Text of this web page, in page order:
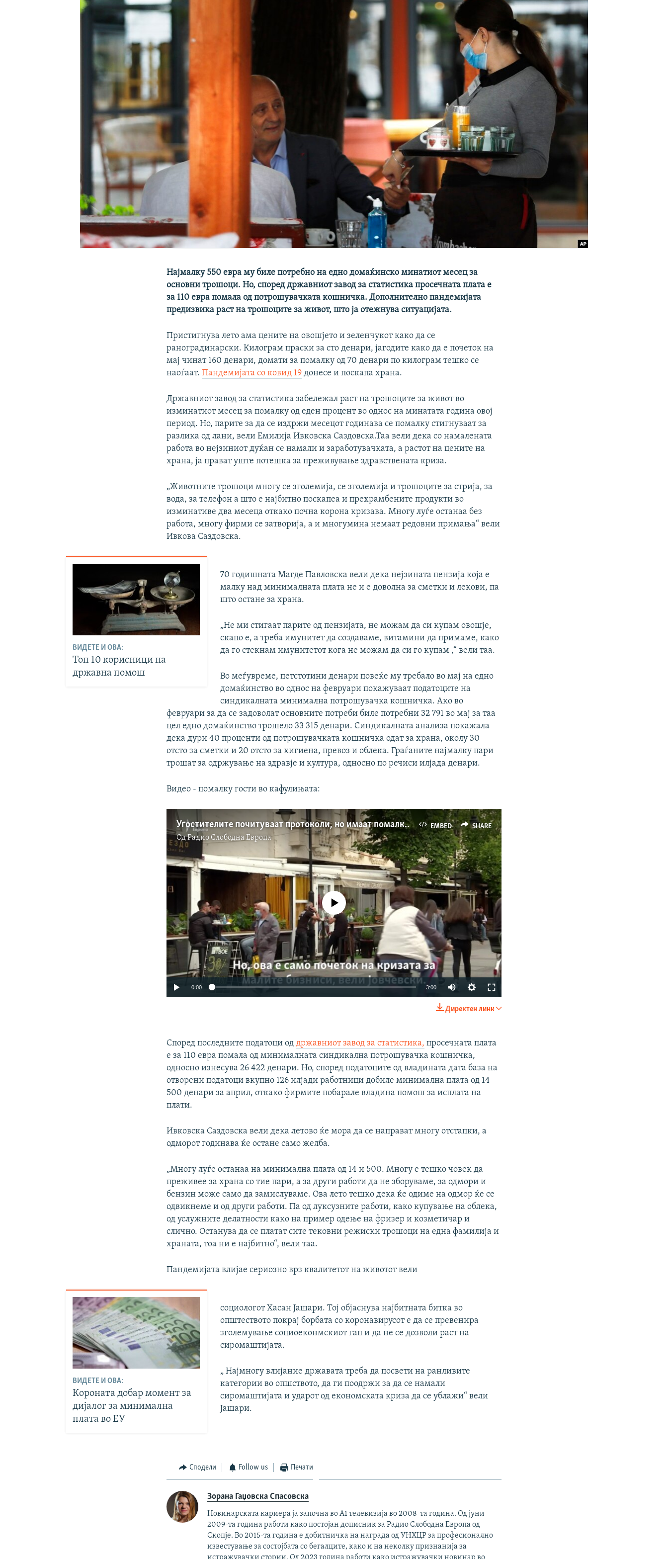
Најмалку 550 евра му биле потребно на едно домаќинско минатиот месец за
основни трошоци. Но, според државниот завод за статистика просечната плата е
за 110 евра помала од потрошувачката кошничка. Дополнително пандемијата
предизвика раст на трошоците за живот, што ја отежнува ситуацијата.
Пристигнува лето ама цените на овошјето и зеленчукот како да се
раноградинарски. Килограм праски за сто денари, јагодите како да е почеток на
мај чинат 160 денари, домати за помалку од 70 денари по килограм тешко се
наоѓаат.Пандемијата со ковид 19 донесе и поскапа храна.
Државниот завод за статистика забележал раст на трошоците за живот во
изминатиот месец за помалку од еден процент во однос на минатата година овој
период. Но, парите за да се издржи месецот годинава се помалку стигнуваат за
разлика од лани, вели Емилија Ивковска Саздовска.Таа вели дека со намалената
работа во нејзиниот дуќан се намали и заработувачката, а растот на цените на
храна, ја прават уште потешка за преживување здравствената криза.
„Животните трошоци многу се зголемија, се зголемија и трошоците за стрија, за
вода, за телефон а што е најбитно поскапеа и прехрамбените продукти во
изминативе два месеца откако почна корона кризава. Многу луѓе останаа без
работа, многу фирми се затворија, а и многумина немаат редовни примања“ вели
Ивкова Саздовска.
ВИДЕТЕ И ОВА:
Топ 10 корисници на
државна помош
70 годишната Магде Павловска вели дека нејзината пензија која е
малку над минималната плата не и е доволна за сметки и лекови, па
што остане за храна.
„Не ми стигаат парите од пензијата, не можам да си купам овошје,
скапо е, а треба имунитет да создаваме, витамини да примаме, како
да го стекнам имунитетот кога не можам да си го купам ,“ вели таа.
Во меѓувреме, петстотини денари повеќе му требало во мај на едно
домаќинство во однос на февруари покажуваат податоците на
синдикалната минимална потрошувачка кошничка. Ако во
февруари за да се задоволат основните потреби биле потребни 32 791 во мај за таа
цел едно домаќинство трошело 33 315 денари. Синдикалната анализа покажала
дека дури 40 проценти од потрошувачката кошничка одат за храна, околу 30
отсто за сметки и 20 отсто за хигиена, превоз и облека. Граѓаните најмалку пари
трошат за одржување на здравје и култура, односно по речиси илјада денари.
Видео - помалку гости во кафулињата:
EMBED SHARE
Угостителите почитуваат протоколи, но имаат помалку гости
ОдРадио Слободна Eвропа
SHARE
Auto 270p 360p 480p
1080p
No media source currently available
0:00 3:00
1080p
Директен линк
Според последните податоци оддржавниот завод за статистика, просечната плата
е за 110 евра помала од минималната синдикална потрошувачка кошничка,
односно изнесува 26 422 денари. Но, според податоците од владината дата база на
отворени податоци вкупно 126 илјади работници добиле минимална плата од 14
500 денари за април, откако фирмите побарале владина помош за исплата на
плати.
Ивковска Саздовска вели дека летово ќе мора да се направат многу отстапки, а
одморот годинава ќе остане само желба.
„Многу луѓе останаа на минимална плата од 14 и 500. Многу е тешко човек да
преживее за храна со тие пари, а за други работи да не зборуваме, за одмори и
бензин може само да замислуваме. Ова лето тешко дека ќе одиме на одмор ќе се
одвикнеме и од други работи. Па од луксузните работи, како купување на облека,
од услужните делатности како на пример одење на фризер и козметичар и
слично. Останува да се платат сите тековни режиски трошоци на една фамилија и
храната, тоа ни е најбитно“, вели таа.
Пандемијата влијае сериозно врз квалитетот на животот вели
ВИДЕТЕ И ОВА:
Короната добар момент за
дијалог за минимална
плата во ЕУ
социологот Хасан Јашари. Тој објаснува најбитната битка во
општеството покрај борбата со коронавирусот е да се превенира
зголемување социоеконмскиот гап и да не се дозволи раст на
сиромаштијата.
„ Најмногу влијание државата треба да посвети на ранливите
категории во опшството, да ги поодржи за да се намали
сиромаштијата и ударот од економската криза да се ублажи“ вели
Јашари.
Сподели Follow us Печати
Зорана Гаџовска Спасовска
Новинарската кариера ја започна во А1 телевизија во 2008-та година. Од јуни
2009-та година работи како постојан дописник за Радио Слободна Европа од
Скопје. Во 2015-та година е добитничка на награда од УНХЦР за професионално
известување за состојбата со бегалците, како и на неколку признанија за